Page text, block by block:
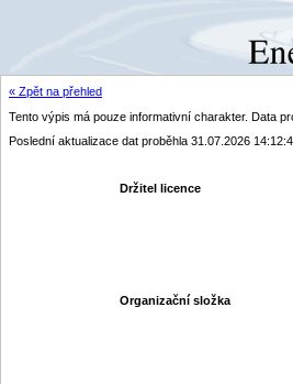
« Zpět na přehled
Tento výpis má pouze informativní charakter. Data
Poslední aktualizace dat proběhla 31.07.2026
Držitel licence
Organizační složka